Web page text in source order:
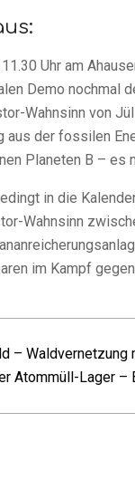
Uhr am
Demo nochmal
Wahnsinn von
aus der fossilen
Planeten B – es
in die
Wahnsinn
im Kampf
–
Atommüll-Lager